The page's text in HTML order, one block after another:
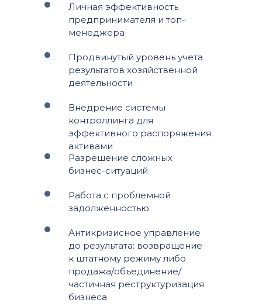
Продвинутый уровень учета
результатов хозяйственной
деятельности
Внедрение системы
контроллинга для
эффективного распоряжения
активами
Личная эффективность
предпринимателя и топ-
менеджера
Разрешение сложных
бизнес-ситуаций
Работа с проблемной
задолженностью
Антикризисное управление
до результата: возвращение
к штатному режиму либо
продажа/объединение/
частичная реструктуризация
бизнеса